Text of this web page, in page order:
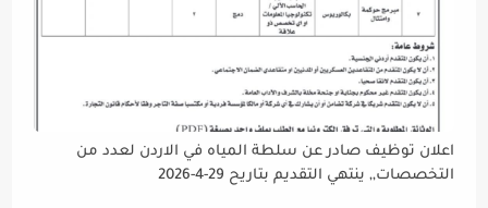
اعلان توظيف صادر عن سلطة المياه في الاردن لعدد من
التخصصات,, ينتهي التقديم بتاريح 29-4-2026